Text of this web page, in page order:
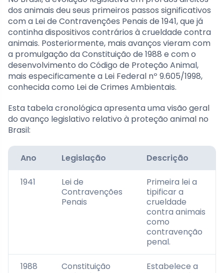
dos animais deu seus primeiros passos significativos
com a Lei de Contravenções Penais de 1941, que já
continha dispositivos contrários à crueldade contra
animais. Posteriormente, mais avanços vieram com
a promulgação da Constituição de 1988 e com o
desenvolvimento do Código de Proteção Animal,
mais especificamente a Lei Federal nº 9.605/1998,
conhecida como Lei de Crimes Ambientais.
Esta tabela cronológica apresenta uma visão geral
do avanço legislativo relativo à proteção animal no
Brasil:
Ano Legislação Descrição
1941
Lei de
Contravenções
Penais
Primeira lei a
tipificar a
crueldade
contra animais
como
contravenção
penal.
1988
Constituição
Estabelece a